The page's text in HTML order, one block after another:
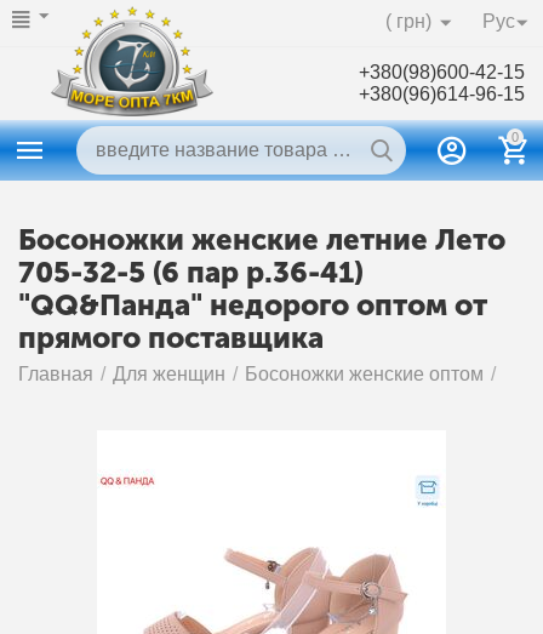
Рус
( грн)
+380(98)600-42-15
+380(96)614-96-15
0
Босоножки женские летние Лето
705-32-5 (6 пар р.36-41)
"QQ&Панда" недорого оптом от
прямого поставщика
Главная / Для женщин / Босоножки женские оптом /